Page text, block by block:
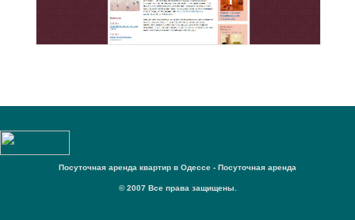
Посуточная аренда квартир в Одессе - Посуточная аренда
© 2007 Все права защищены.